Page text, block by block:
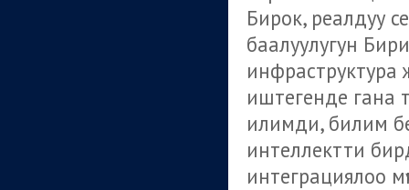
Бирок, реалдуу
баалуулугун
инфраструктура
иштегенде гана
илимди, билим
интеллектти
интеграциялоо